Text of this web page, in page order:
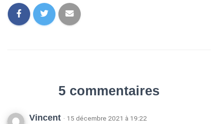
5 commentaires
Vincent · 15 décembre 2021 à 19:22